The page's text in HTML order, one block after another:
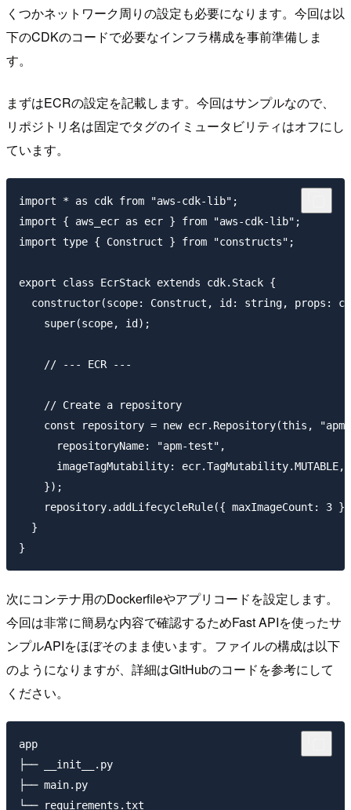
くつかネットワーク周りの設定も必要になります。今回は以
下のCDKのコードで必要なインフラ構成を事前準備しま
す。
まずはECRの設定を記載します。今回はサンプルなので、
リポジトリ名は固定でタグのイミュータビリティはオフにし
ています。
import * as cdk from "aws-cdk-lib";
import { aws_ecr as ecr } from "aws-cdk-lib";
import type { Construct } from "constructs";
export class EcrStack extends cdk.Stack {
constructor(scope: Construct, id: string, props:
    super(scope, id);
    // --- ECR ---
    // Create a repository
const repository = new ecr.Repository(this,
      repositoryName: "apm-test",
imageTagMutability: ecr.TagMutability.MUTABLE,
    });
repository.addLifecycleRule({ maxImageCount: 3
  }
}
次にコンテナ用のDockerfileやアプリコードを設定します。
今回は非常に簡易な内容で確認するためFast APIを使ったサ
ンプルAPIをほぼそのまま使います。ファイルの構成は以下
のようになりますが、詳細はGitHubのコードを参考にして
ください。
app
├── __init__.py
├── main.py